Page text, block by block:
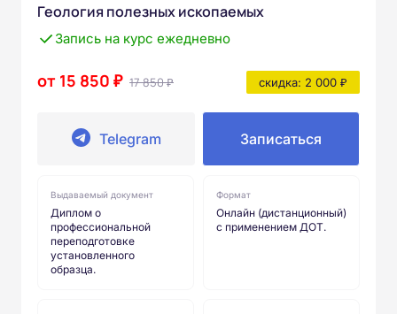
Геология полезных ископаемых
Запись на курс ежедневно
от 15 850 ₽ 17 850 ₽ скидка: 2 000 ₽
Telegram Записаться
Выдаваемый документ
Диплом о
профессиональной
переподготовке
установленного
образца.
Формат
Онлайн (дистанционный)
с применением ДОТ.